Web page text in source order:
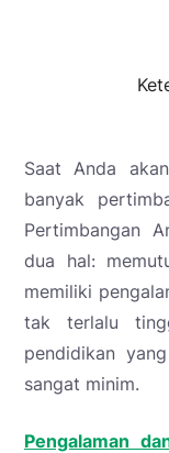
Saat Anda akan
banyak
Pertimbangan
dua hal:
memiliki
tak terlalu
pendidikan
sangat minim.
Pengalaman